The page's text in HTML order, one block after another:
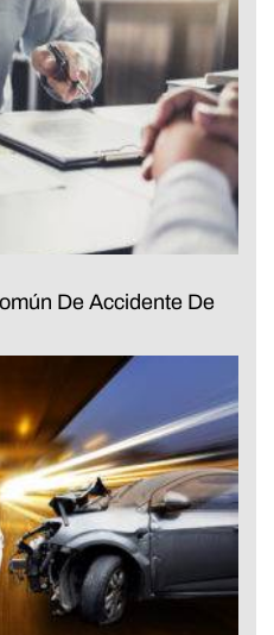
De Accidente De